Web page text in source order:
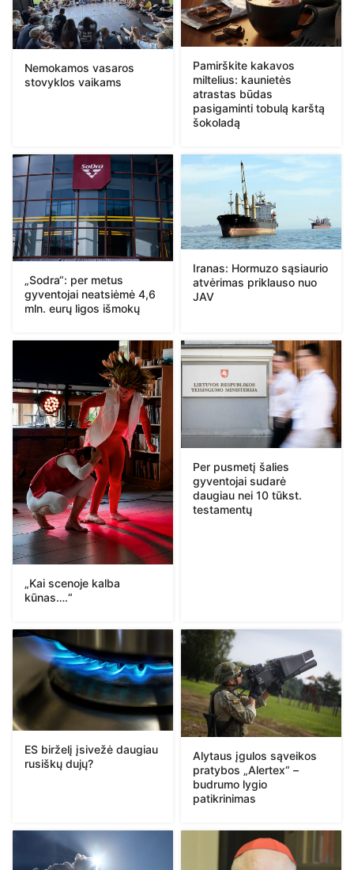
Nemokamos vasaros
stovyklos vaikams
Pamirškite kakavos
miltelius: kaunietės
atrastas būdas
pasigaminti tobulą karštą
šokoladą
„Sodra“: per metus
gyventojai neatsiėmė 4,6
mln. eurų ligos išmokų
Iranas: Hormuzo sąsiaurio
atvėrimas priklauso nuo
JAV
„Kai scenoje kalba
kūnas….“
Per pusmetį šalies
gyventojai sudarė
daugiau nei 10 tūkst.
testamentų
ES birželį įsivežė daugiau
rusiškų dujų?
Alytaus įgulos sąveikos
pratybos „Alertex“ –
budrumo lygio
patikrinimas